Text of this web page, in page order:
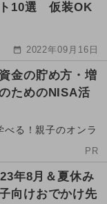
10選 仮装OK
2022年09月16日
金の貯め方・増
ためのNISA活
る！親子のオンラ
PR
年8月＆夏休み
向けおでかけ先